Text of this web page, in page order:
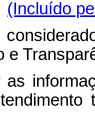
(Incluído
e
as